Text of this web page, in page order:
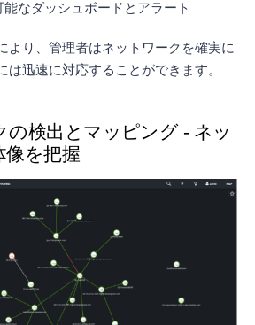
能なダッシュボードとアラート
より、管理者はネットワークを確実に
は迅速に対応することができます。
の検出とマッピング - ネッ
像を把握